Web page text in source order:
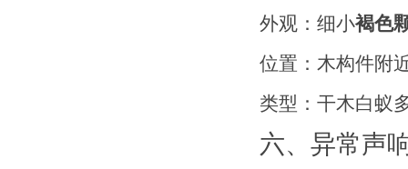
外观：细小褐色
位置：木构件附
类型：干木白蚁
六、异常声